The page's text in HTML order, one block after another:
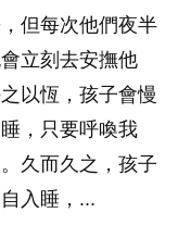
但每次他們夜半
立刻去安撫他
以恆，孩子會慢
，只要呼喚我
久而久之，孩子
入睡，...